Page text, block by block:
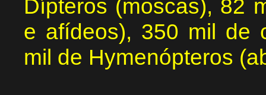
Dípteros (moscas), 82
e afídeos), 350 mil de
mil de Hymenópteros